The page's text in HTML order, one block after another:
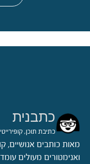
כתבנית
כתיבת תוכן,
מאות כותבים אנושיים,
ואנימטורים מעולים